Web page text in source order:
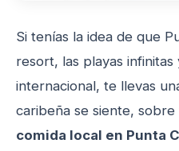
Si tenías la idea de que
resort, las playas
internacional, te llevas
caribeña se siente,
comida local en Punta